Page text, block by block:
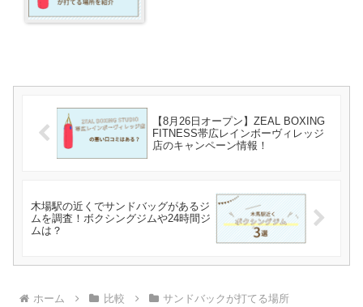
【8月26日オープン】ZEAL BOXING
FITNESS帯広レインボーヴィレッジ
店のキャンペーン情報！
木場駅の近くでサンドバッグがあるジ
ムを調査！ボクシングジムや24時間ジ
ムは？
ホーム 比較 サンドバックが打てる場所